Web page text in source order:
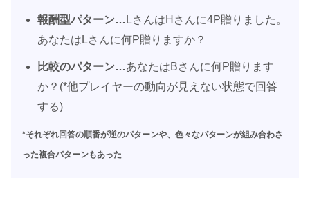
報酬型パターン… LさんはHさんに4P贈りました。
あなたはLさんに何P贈りますか？
比較のパターン…あなたはBさんに何P贈ります
か？(*他プレイヤーの動向が見えない状態で回答
する)
*それぞれ回答の順番が逆のパターンや、色々なパターンが組み合わさ
った複合パターンもあった